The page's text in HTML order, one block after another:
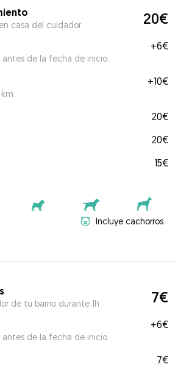
casa del cuidador 20€
de la fecha de inicio.
+6€
+10€
20€
20€
15€
Incluye cachorros
de tu barrio durante 1h 7€
de la fecha de inicio.
+6€
7€